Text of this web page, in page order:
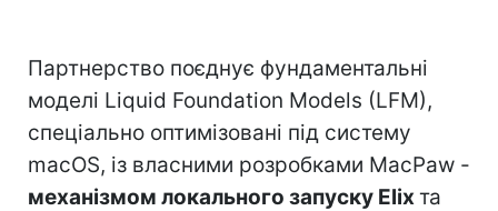
Партнерство поєднує фундаментальні
моделі Liquid Foundation Models (LFM),
спеціально оптимізовані під систему
macOS, із власними розробками MacPaw -
механізмом локального запуску Elixта